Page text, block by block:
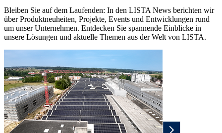
Bleiben Sie auf dem Laufenden: In den LISTA News berichten wir
über Produktneuheiten, Projekte, Events und Entwicklungen rund
um unser Unternehmen. Entdecken Sie spannende Einblicke in
unsere Lösungen und aktuelle Themen aus der Welt von LISTA.